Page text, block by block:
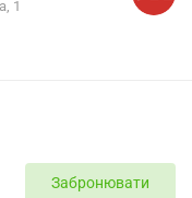
1
Забронювати